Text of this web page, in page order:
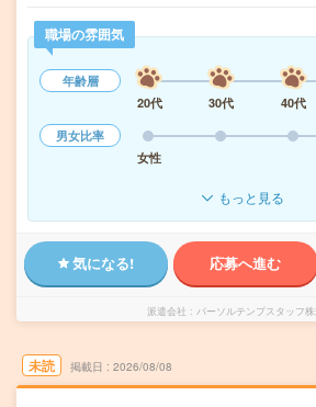
職場の雰囲気
年齢層
20代
30代 40代
男女比率
女性
もっと見る
気になる! 応募へ進む
派遣会社 パーソルテンプスタッフ株
未読 掲載日 2026/08/08